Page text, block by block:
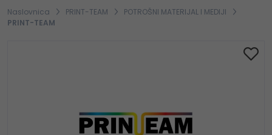
Naslovnica PRINT-TEAM
POTROŠNI MATERIJAL I MEDIJI
PRINT-TEAM